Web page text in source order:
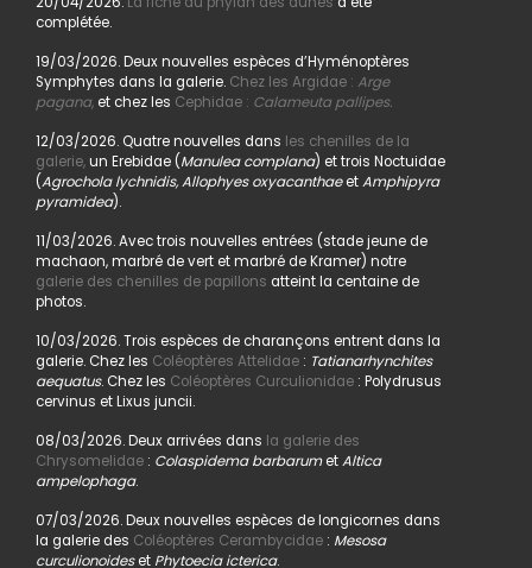
complétée.
19/03/2026. Deux nouvelles espèces d’Hyménoptères
Symphytes dans la galerie. Chez les Argidae : Arge
pagana,et chez les Cephidae : Calameuta pallipes.
12/03/2026. Quatre nouvelles dans les chenilles de la
galerie,un Erebidae (Manulea complana) et trois Noctuidae
(Agrochola lychnidis, Allophyes oxyacanthaeetAmphipyra
pyramidea).
11/03/2026. Avec trois nouvelles entrées (stade jeune de
machaon, marbré de vert et marbré de Kramer) notre
galerie des chenilles de papillons atteint la centaine de
photos.
10/03/2026. Trois espèces de charançons entrent dans la
galerie. Chez les Coléoptères Attelidae: Tatianarhynchites
aequatus. Chez les Coléoptères Curculionidae: Polydrusus
cervinus et Lixus juncii.
08/03/2026. Deux arrivées dans la galerie des
Chrysomelidae: Colaspidema barbarumetAltica
ampelophaga.
07/03/2026. Deux nouvelles espèces de longicornes dans
la galerie des Coléoptères Cerambycidae: Mesosa
curculionoideset Phytoecia icterica.